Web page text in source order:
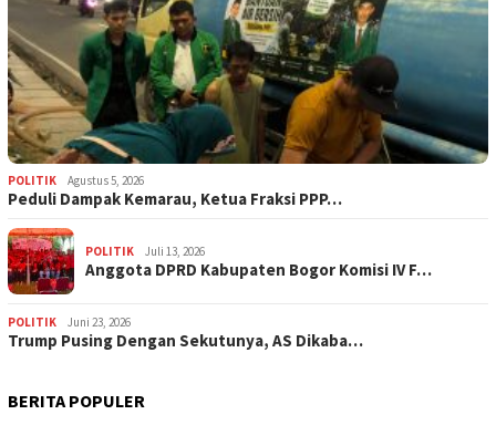
POLITIK Agustus 5, 2026
‎Peduli Dampak Kemarau, Ketua Fraksi PPP…
POLITIK Juli 13, 2026
Anggota DPRD Kabupaten Bogor Komisi IV F…
POLITIK Juni 23, 2026
Trump Pusing Dengan Sekutunya, AS Dikaba…
BERITA POPULER